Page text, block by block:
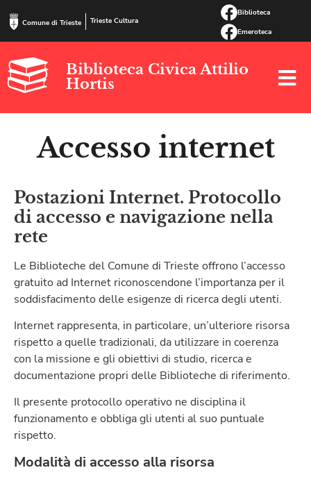
Comune di Trieste Trieste Cultura
Biblioteca
Emeroteca
Biblioteca Civica Attilio
Hortis
Accesso internet
Postazioni Internet. Protocollo
di accesso e navigazione nella
rete
Le Biblioteche del Comune di Trieste offrono l’accesso
gratuito ad Internet riconoscendone l’importanza per il
soddisfacimento delle esigenze di ricerca degli utenti.
Internet rappresenta, in particolare, un’ulteriore risorsa
rispetto a quelle tradizionali, da utilizzare in coerenza
con la missione e gli obiettivi di studio, ricerca e
documentazione propri delle Biblioteche di riferimento.
Il presente protocollo operativo ne disciplina il
funzionamento e obbliga gli utenti al suo puntuale
rispetto.
Modalità di accesso alla risorsa